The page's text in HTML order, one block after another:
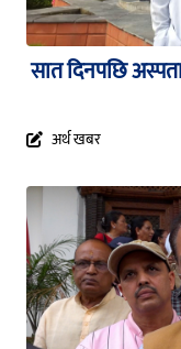
सात दिनपछि
अर्थ खबर